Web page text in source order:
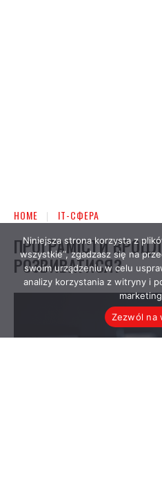
Niniejsza strona korzysta z
wszystkie”, zgadzasz się na
swoim urządzeniu w celu
analizy korzystania z witryny i
Zezwól na